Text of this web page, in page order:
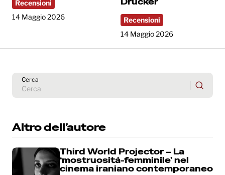
Recensioni
14 Maggio 2026
Recensioni
14 Maggio 2026
Cerca
Altro dell’autore
Third World Projector – La
‘mostruosità-femminile’ nel
cinema iraniano contemporaneo